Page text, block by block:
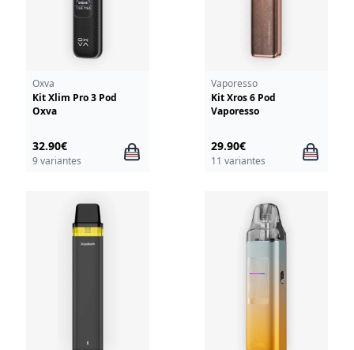
Oxva
Kit Xlim Pro 3 Pod
Oxva
32.90€
9 variantes
Vaporesso
Kit Xros 6 Pod
Vaporesso
29.90€
11 variantes